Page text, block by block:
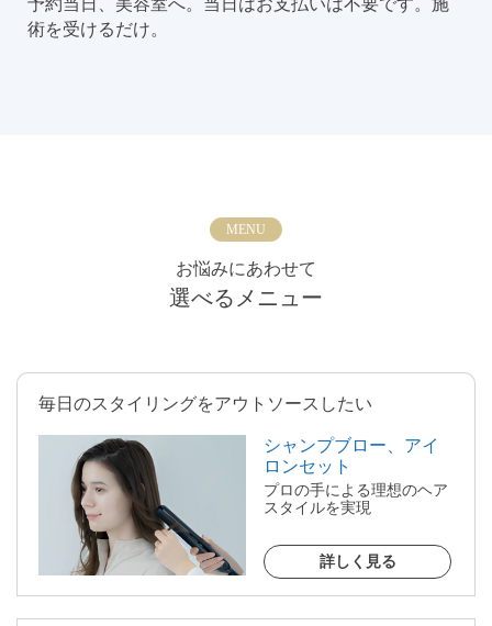
予約当日、美容室へ。当日はお支払いは不要です。施
術を受けるだけ。
MENU
お悩みにあわせて
選べるメニュー
毎日のスタイリングをアウトソースしたい
シャンプブロー、アイ
ロンセット
プロの手による理想のヘア
スタイルを実現
詳しく見る